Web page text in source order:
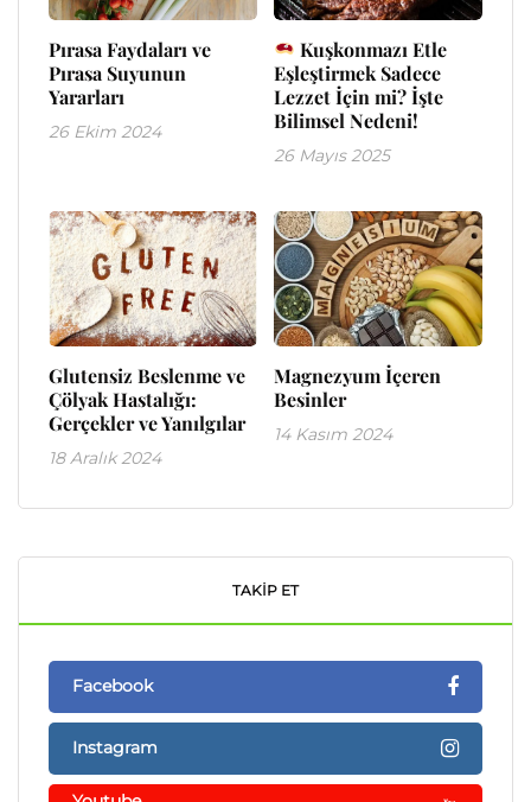
Pırasa Faydaları ve
Pırasa Suyunun
Yararları
26 Ekim 2024
Kuşkonmazı Etle
Eşleştirmek Sadece
Lezzet İçin mi? İşte
Bilimsel Nedeni!
26 Mayıs 2025
Glutensiz Beslenme ve
Çölyak Hastalığı:
Gerçekler ve Yanılgılar
18 Aralık 2024
Magnezyum İçeren
Besinler
14 Kasım 2024
TAKIP ET
Facebook
Instagram